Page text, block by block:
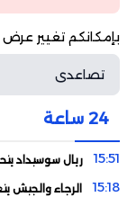
بإمكانكم تغيير عرض
24 ساعة
15:51 ريال سوسيداد
15:18 الرجاء والجيش